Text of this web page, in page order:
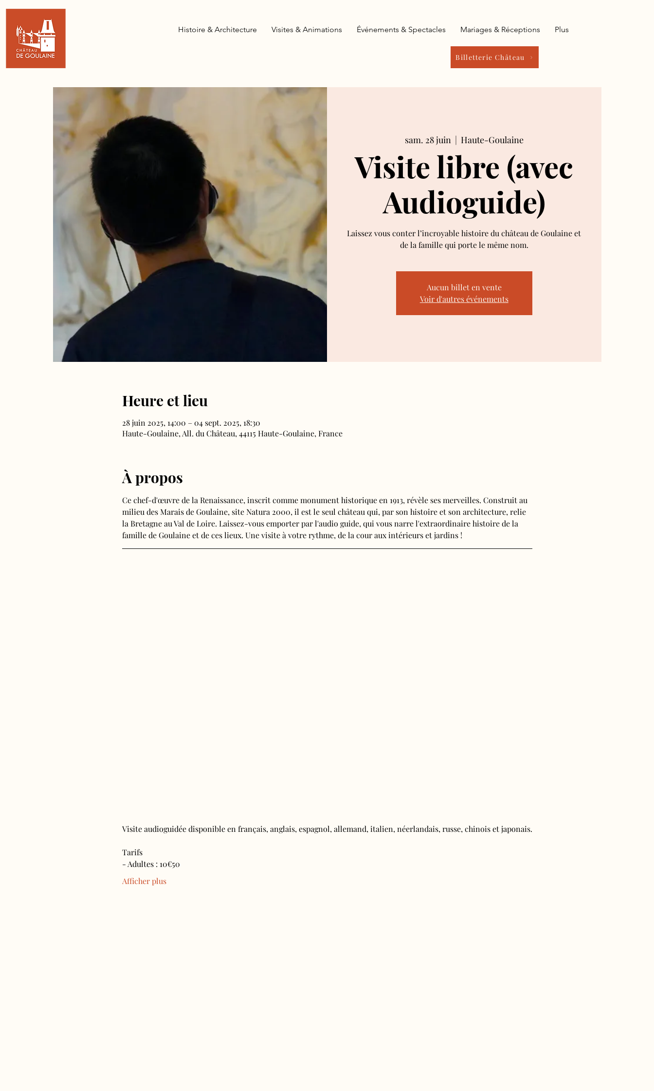
Billetterie Château
Histoire & Architecture Visites & Animations Événements & Spectacles Mariages & Réceptions Plus
sam. 28 juin
  |
Haute-Goulaine
Visite libre (avec
Audioguide)
Laissez vous conter l’incroyable histoire du château de Goulaine et
de la famille qui porte le même nom.
Aucun billet en vente
Voir d'autres événements
Heure et lieu
28 juin 2025, 14:00 – 04 sept. 2025, 18:30
Haute-Goulaine, All. du Château, 44115 Haute-Goulaine, France
À propos
Ce chef-d'œuvre de la Renaissance, inscrit comme monument historique en 1913, révèle ses merveilles. Construit au
milieu des Marais de Goulaine, site Natura 2000, il est le seul château qui, par son histoire et son architecture, relie
la Bretagne au Val de Loire. Laissez-vous emporter par l'audio guide, qui vous narre l'extraordinaire histoire de la
famille de Goulaine et de ces lieux. Une visite à votre rythme, de la cour aux intérieurs et jardins !
Visite audioguidée disponible en français, anglais, espagnol, allemand, italien, néerlandais, russe, chinois et japonais.
Tarifs
- Adultes : 10€50
Afficher plus